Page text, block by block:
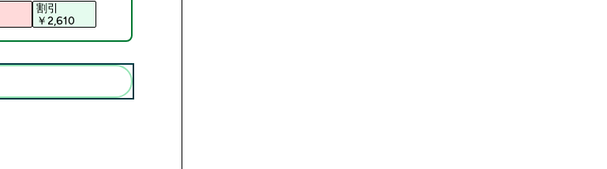
割引
￥2,610‎